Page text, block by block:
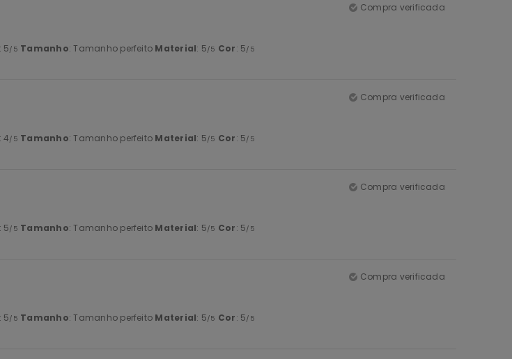
Compra verificada
: 5/5 Tamanho: Tamanho perfeito Material: 5/5 Cor: 5/5
Compra verificada
: 4/5 Tamanho: Tamanho perfeito Material: 5/5 Cor: 5/5
Compra verificada
: 5/5 Tamanho: Tamanho perfeito Material: 5/5 Cor: 5/5
Compra verificada
: 5/5 Tamanho: Tamanho perfeito Material: 5/5 Cor: 5/5